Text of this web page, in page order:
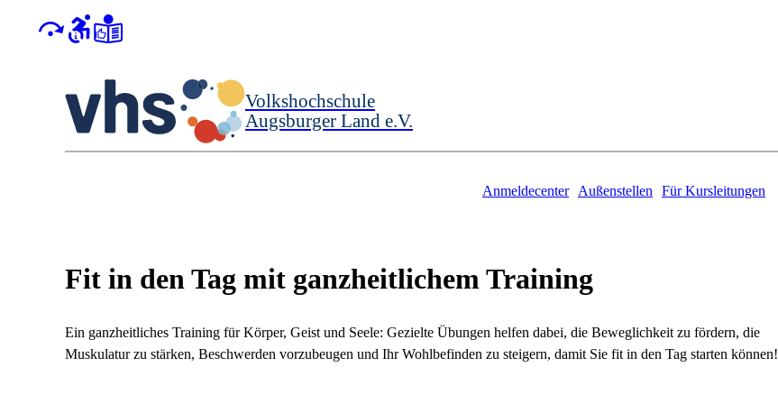
Volkshochschule
Augsburger Land e.V.
Anmeldecenter Außenstellen Für Kursleitungen
Fit in den Tag mit ganzheitlichem Training
Ein ganzheitliches Training für Körper, Geist und Seele: Gezielte Übungen helfen dabei, die Beweglichkeit zu fördern, die
Muskulatur zu stärken, Beschwerden vorzubeugen und Ihr Wohlbefinden zu steigern, damit Sie fit in den Tag starten können!